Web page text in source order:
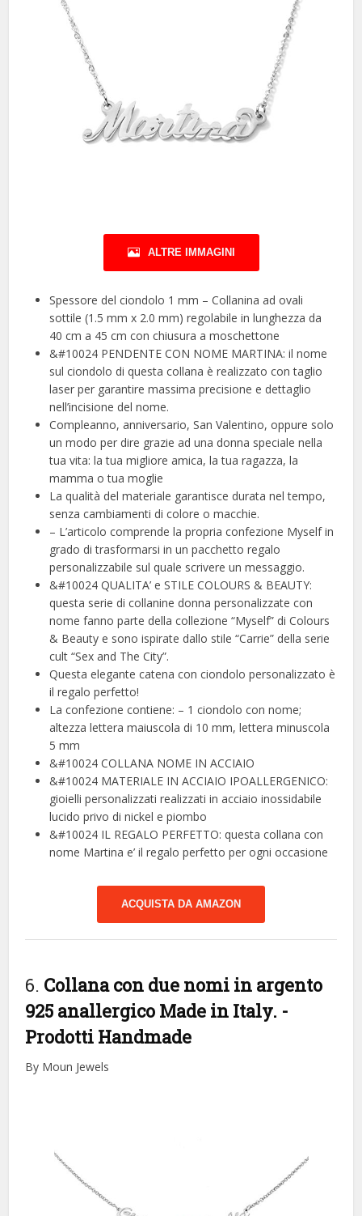
ALTRE IMMAGINI
Spessore del ciondolo 1 mm – Collanina ad ovali
sottile (1.5 mm x 2.0 mm) regolabile in lunghezza da
40 cm a 45 cm con chiusura a moschettone
&#10024 PENDENTE CON NOME MARTINA: il nome
sul ciondolo di questa collana è realizzato con taglio
laser per garantire massima precisione e dettaglio
nell’incisione del nome.
Compleanno, anniversario, San Valentino, oppure solo
un modo per dire grazie ad una donna speciale nella
tua vita: la tua migliore amica, la tua ragazza, la
mamma o tua moglie
La qualità del materiale garantisce durata nel tempo,
senza cambiamenti di colore o macchie.
– L’articolo comprende la propria confezione Myself in
grado di trasformarsi in un pacchetto regalo
personalizzabile sul quale scrivere un messaggio.
&#10024 QUALITA’ e STILE COLOURS & BEAUTY:
questa serie di collanine donna personalizzate con
nome fanno parte della collezione “Myself” di Colours
& Beauty e sono ispirate dallo stile “Carrie” della serie
cult “Sex and The City”.
Questa elegante catena con ciondolo personalizzato è
il regalo perfetto!
La confezione contiene: – 1 ciondolo con nome;
altezza lettera maiuscola di 10 mm, lettera minuscola
5 mm
&#10024 COLLANA NOME IN ACCIAIO
&#10024 MATERIALE IN ACCIAIO IPOALLERGENICO:
gioielli personalizzati realizzati in acciaio inossidabile
lucido privo di nickel e piombo
&#10024 IL REGALO PERFETTO: questa collana con
nome Martina e’ il regalo perfetto per ogni occasione
ACQUISTA DA AMAZON
6. Collana con due nomi in argento
925 anallergico Made in Italy. -
Prodotti Handmade
By Moun Jewels